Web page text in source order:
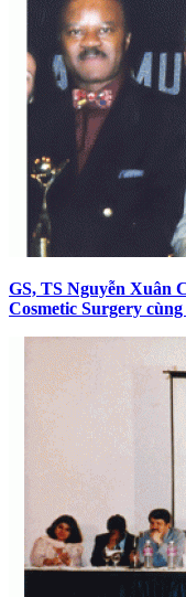
GS, TS Nguyễn Xuân
Cosmetic Surgery